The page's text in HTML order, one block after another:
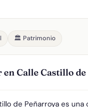
🏛️ Patrimonio
en Calle Castillo
de Peñarroya es